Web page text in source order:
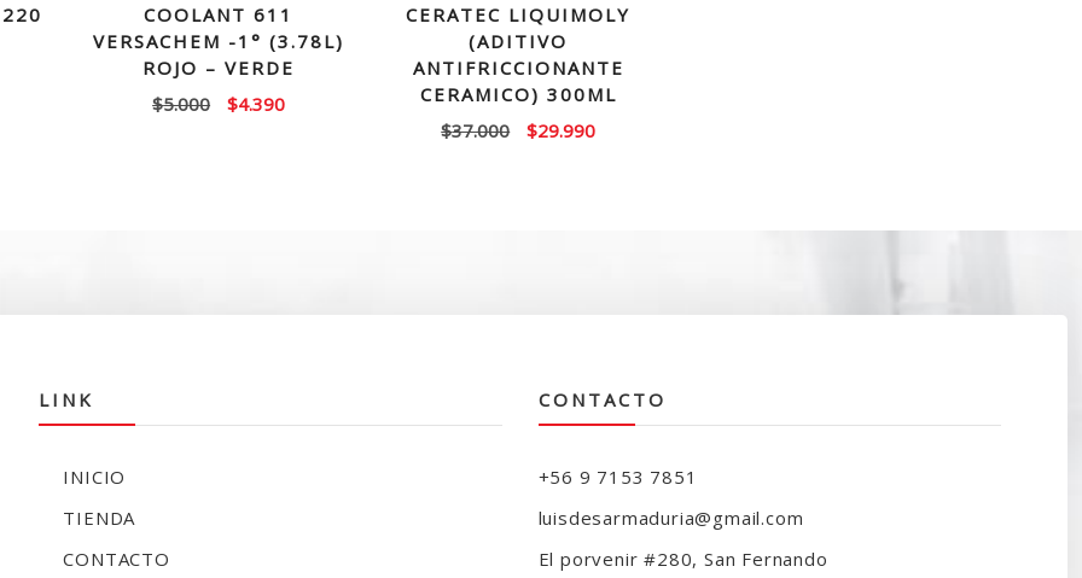
COOLANT 611
VERSACHEM -1° (3.78L)
ROJO – VERDE
$5.000
El
$4.390El
CERATEC LIQUIMOLY
(ADITIVO
ANTIFRICCIONANTE
CERAMICO) 300ML
$37.000
El
$29.990El
LINK
INICIO
TIENDA
CONTACTO
CONTACTO
+56 9 7153 7851
luisdesarmaduria@gmail.com
El porvenir #280, San Fernando